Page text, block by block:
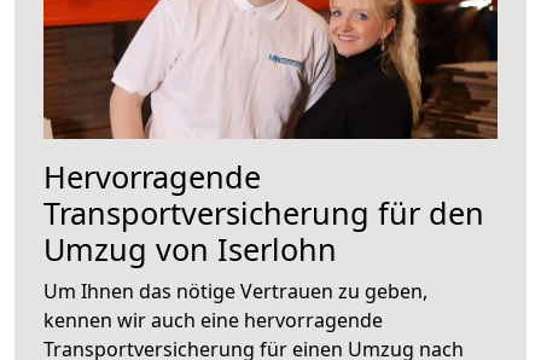
Hervorragende
Transportversicherung für den
Umzug von Iserlohn
Um Ihnen das nötige Vertrauen zu geben,
kennen wir auch eine hervorragende
Transportversicherung für einen Umzug nach